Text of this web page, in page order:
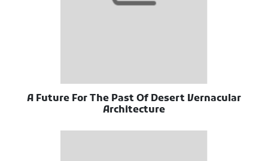
A Future For The Past Of Desert Vernacular
Architecture